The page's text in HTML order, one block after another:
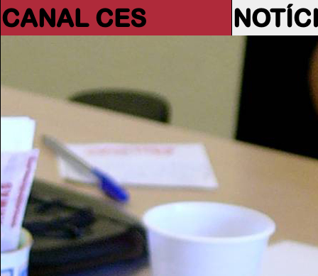
CANAL CES